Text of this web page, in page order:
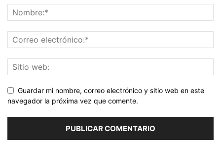
Guardar mi nombre, correo electrónico y sitio web en este
navegador la próxima vez que comente.